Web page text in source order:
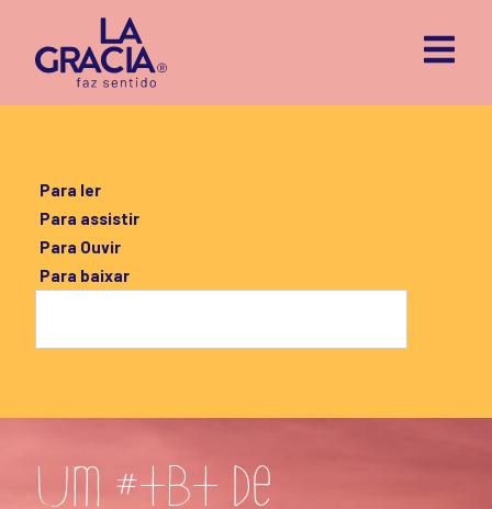
Para ler
Para assistir
Para Ouvir
Para baixar
Um #tbt de